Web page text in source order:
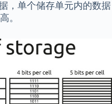
，单个储存单元内的数据
。